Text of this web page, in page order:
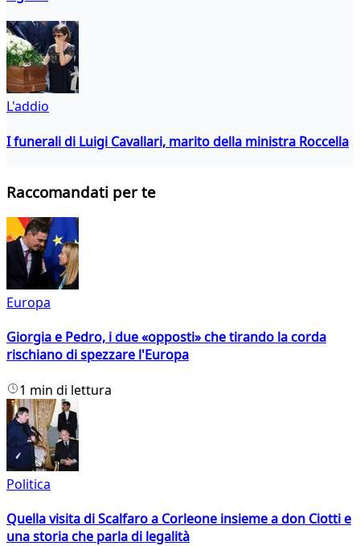
L'addio
I funerali di Luigi Cavallari, marito della ministra Roccella
Raccomandati per te
Europa
Giorgia e Pedro, i due «opposti» che tirando la corda
rischiano di spezzare l'Europa
1 min di lettura
Politica
Quella visita di Scalfaro a Corleone insieme a don Ciotti e
una storia che parla di legalità